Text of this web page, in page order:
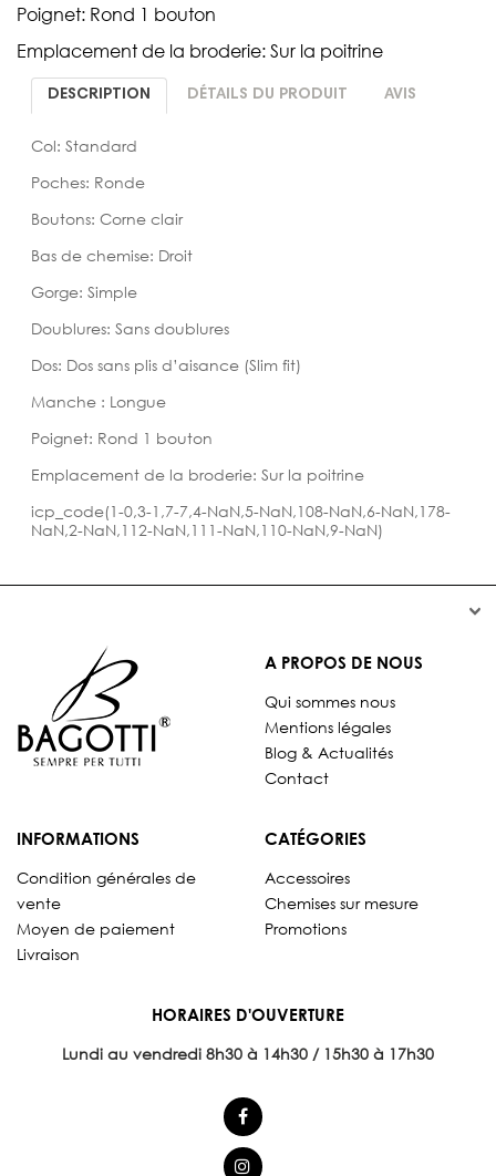
Poignet: Rond 1 bouton
Emplacement de la broderie: Sur la poitrine
DESCRIPTION DÉTAILS DU PRODUIT AVIS
Col: Standard
Poches: Ronde
Boutons: Corne clair
Bas de chemise: Droit
Gorge: Simple
Doublures: Sans doublures
Dos: Dos sans plis d’aisance (Slim fit)
Manche : Longue
Poignet: Rond 1 bouton
Emplacement de la broderie: Sur la poitrine
icp_code(1-0,3-1,7-7,4-NaN,5-NaN,108-NaN,6-NaN,178-
NaN,2-NaN,112-NaN,111-NaN,110-NaN,9-NaN)


A PROPOS DE NOUS
Qui sommes nous
Mentions légales
Blog & Actualités
Contact
INFORMATIONS
Condition générales de
vente
Moyen de paiement
Livraison
CATÉGORIES
Accessoires
Chemises sur mesure
Promotions
HORAIRES D'OUVERTURE
Lundi au vendredi 8h30 à 14h30 / 15h30 à 17h30